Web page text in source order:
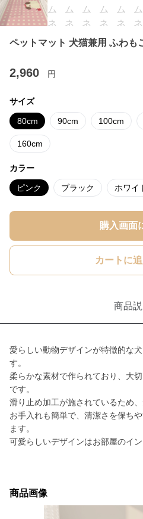
ペットマット 犬猫兼用 ふわも
2,960 円
サイズ
80cm 90cm 100cm
160cm
カラー
ピンク ブラック ホワイ
購入画面
カートに
商品
愛らしい動物デザインが特徴的な
す。
柔らかな素材で作られており、大
です。
滑り止め加工が施されているため、
お手入れも簡単で、清潔さを保ち
ます。
可愛らしいデザインはお部屋のイ
商品画像